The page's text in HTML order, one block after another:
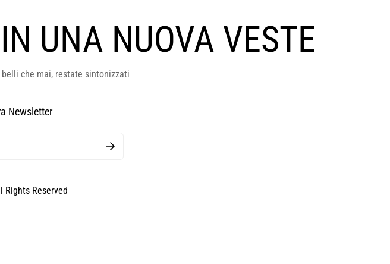
UNA NUOVA VESTE
che mai, restate sintonizzati
Newsletter
Rights Reserved